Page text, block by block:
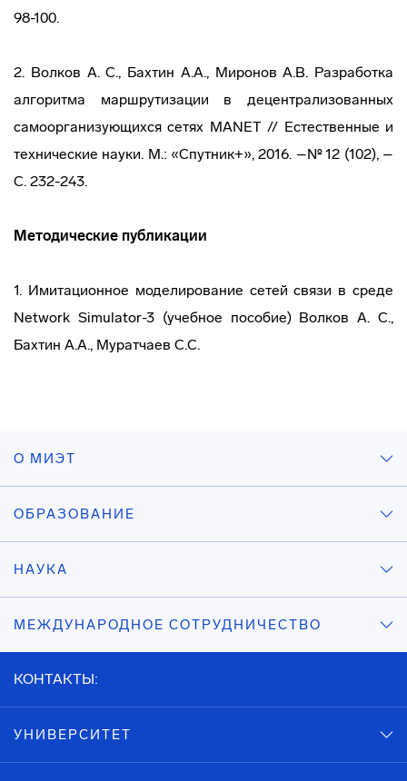
98-100.
2. Волков А. С., Бахтин А.А., Миронов А.В. Разработка
алгоритма маршрутизации в децентрализованных
самоорганизующихся сетях MANET // Естественные и
технические науки. М.: «Спутник+», 2016. –№ 12 (102), –
С. 232-243.
Методические публикации
1. Имитационное моделирование сетей связи в среде
Network Simulator-3 (учебное пособие) Волков А. С.,
Бахтин А.А., Муратчаев С.С.
О МИЭТ
ОБРАЗОВАНИЕ
НАУКА
МЕЖДУНАРОДНОЕ СОТРУДНИЧЕСТВО
КОНТАКТЫ:
УНИВЕРСИТЕТ